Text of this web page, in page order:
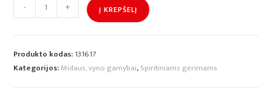
- + Į KREPŠELĮ
Produkto kodas:131617
Kategorijos:Midaus, vyno gamybai,Spiritiniams gėrimams